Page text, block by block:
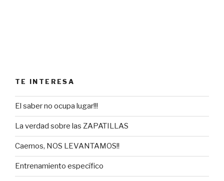
TE INTERESA
El saber no ocupa lugar!!!
La verdad sobre las ZAPATILLAS
Caemos, NOS LEVANTAMOS!!
Entrenamiento específico